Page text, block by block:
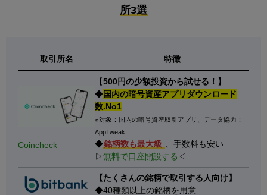
所3選
取引所名 特徴
Coincheck
【500円の少額投資から試せる！】
◆国内の暗号資産アプリダウンロード
数.No1
※対象：国内の暗号資産取引アプリ、データ協力：
AppTweak
◆銘柄数も最大級 、手数料も安い
▷無料で口座開設する ◁
【たくさんの銘柄で取引する人向け】
◆40種類以上の銘柄を用意